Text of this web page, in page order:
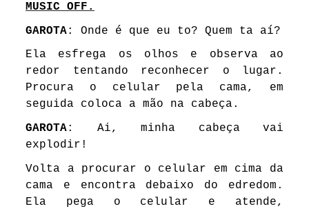
MUSIC OFF.
GAROTA: Onde é que eu to? Quem ta aí?
Ela esfrega os olhos e observa ao
redor tentando reconhecer o lugar.
Procura o celular pela cama, em
seguida coloca a mão na cabeça.
GAROTA: Ai, minha cabeça vai
explodir!
Volta a procurar o celular em cima da
cama e encontra debaixo do edredom.
Ela pega o celular e atende,